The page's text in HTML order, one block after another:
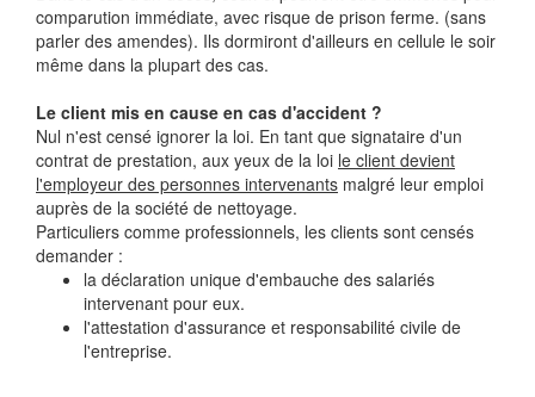
comparution immédiate, avec risque de prison ferme. (sans
parler des amendes). Ils dormiront d'ailleurs en cellule le soir
même dans la plupart des cas.
Le client mis en cause en cas d'accident ?
Nul n'est censé ignorer la loi. En tant que signataire d'un
contrat de prestation, aux yeux de la loi le client devient
l'employeur des personnes intervenants malgré leur emploi
auprès de la société de nettoyage.
Particuliers comme professionnels, les clients sont censés
demander :
la déclaration unique d'embauche des salariés
intervenant pour eux.
l'attestation d'assurance et responsabilité civile de
l'entreprise.